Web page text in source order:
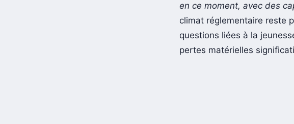
en ce moment, avec des
climat réglementaire reste
questions liées à la
pertes matérielles